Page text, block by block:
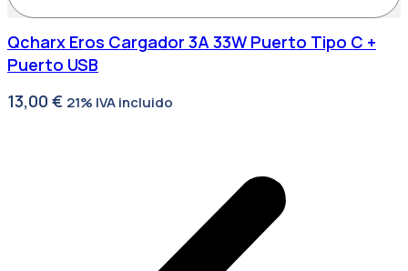
Qcharx Eros Cargador 3A 33W Puerto Tipo C +
Puerto USB
13,00 € 21% IVA incluido